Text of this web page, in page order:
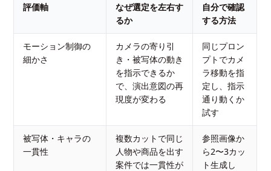
評価軸
なぜ選定を左右す
るか
自分で確認
する方法
モーション制御の
細かさ
カメラの寄り引
き・被写体の動き
を指示できるか
で、演出意図の再
現度が変わる
同じプロン
プトでカメ
ラ移動を指
定し、指示
通り動くか
試す
被写体・キャラの
一貫性
複数カットで同じ
人物や商品を出す
案件では一貫性が
参照画像か
ら2〜3カッ
ト生成し